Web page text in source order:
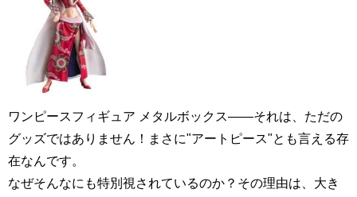
ワンピースフィギュア メタルボックス――それは、ただの
グッズではありません！まさに"アートピース"とも言える存
在なんです。
なぜそんなにも特別視されているのか？その理由は、大き